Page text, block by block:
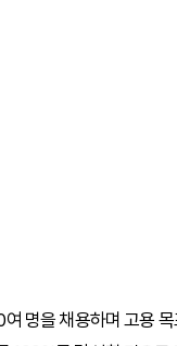
명을 채용하며 고용